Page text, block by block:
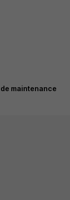
maintenance